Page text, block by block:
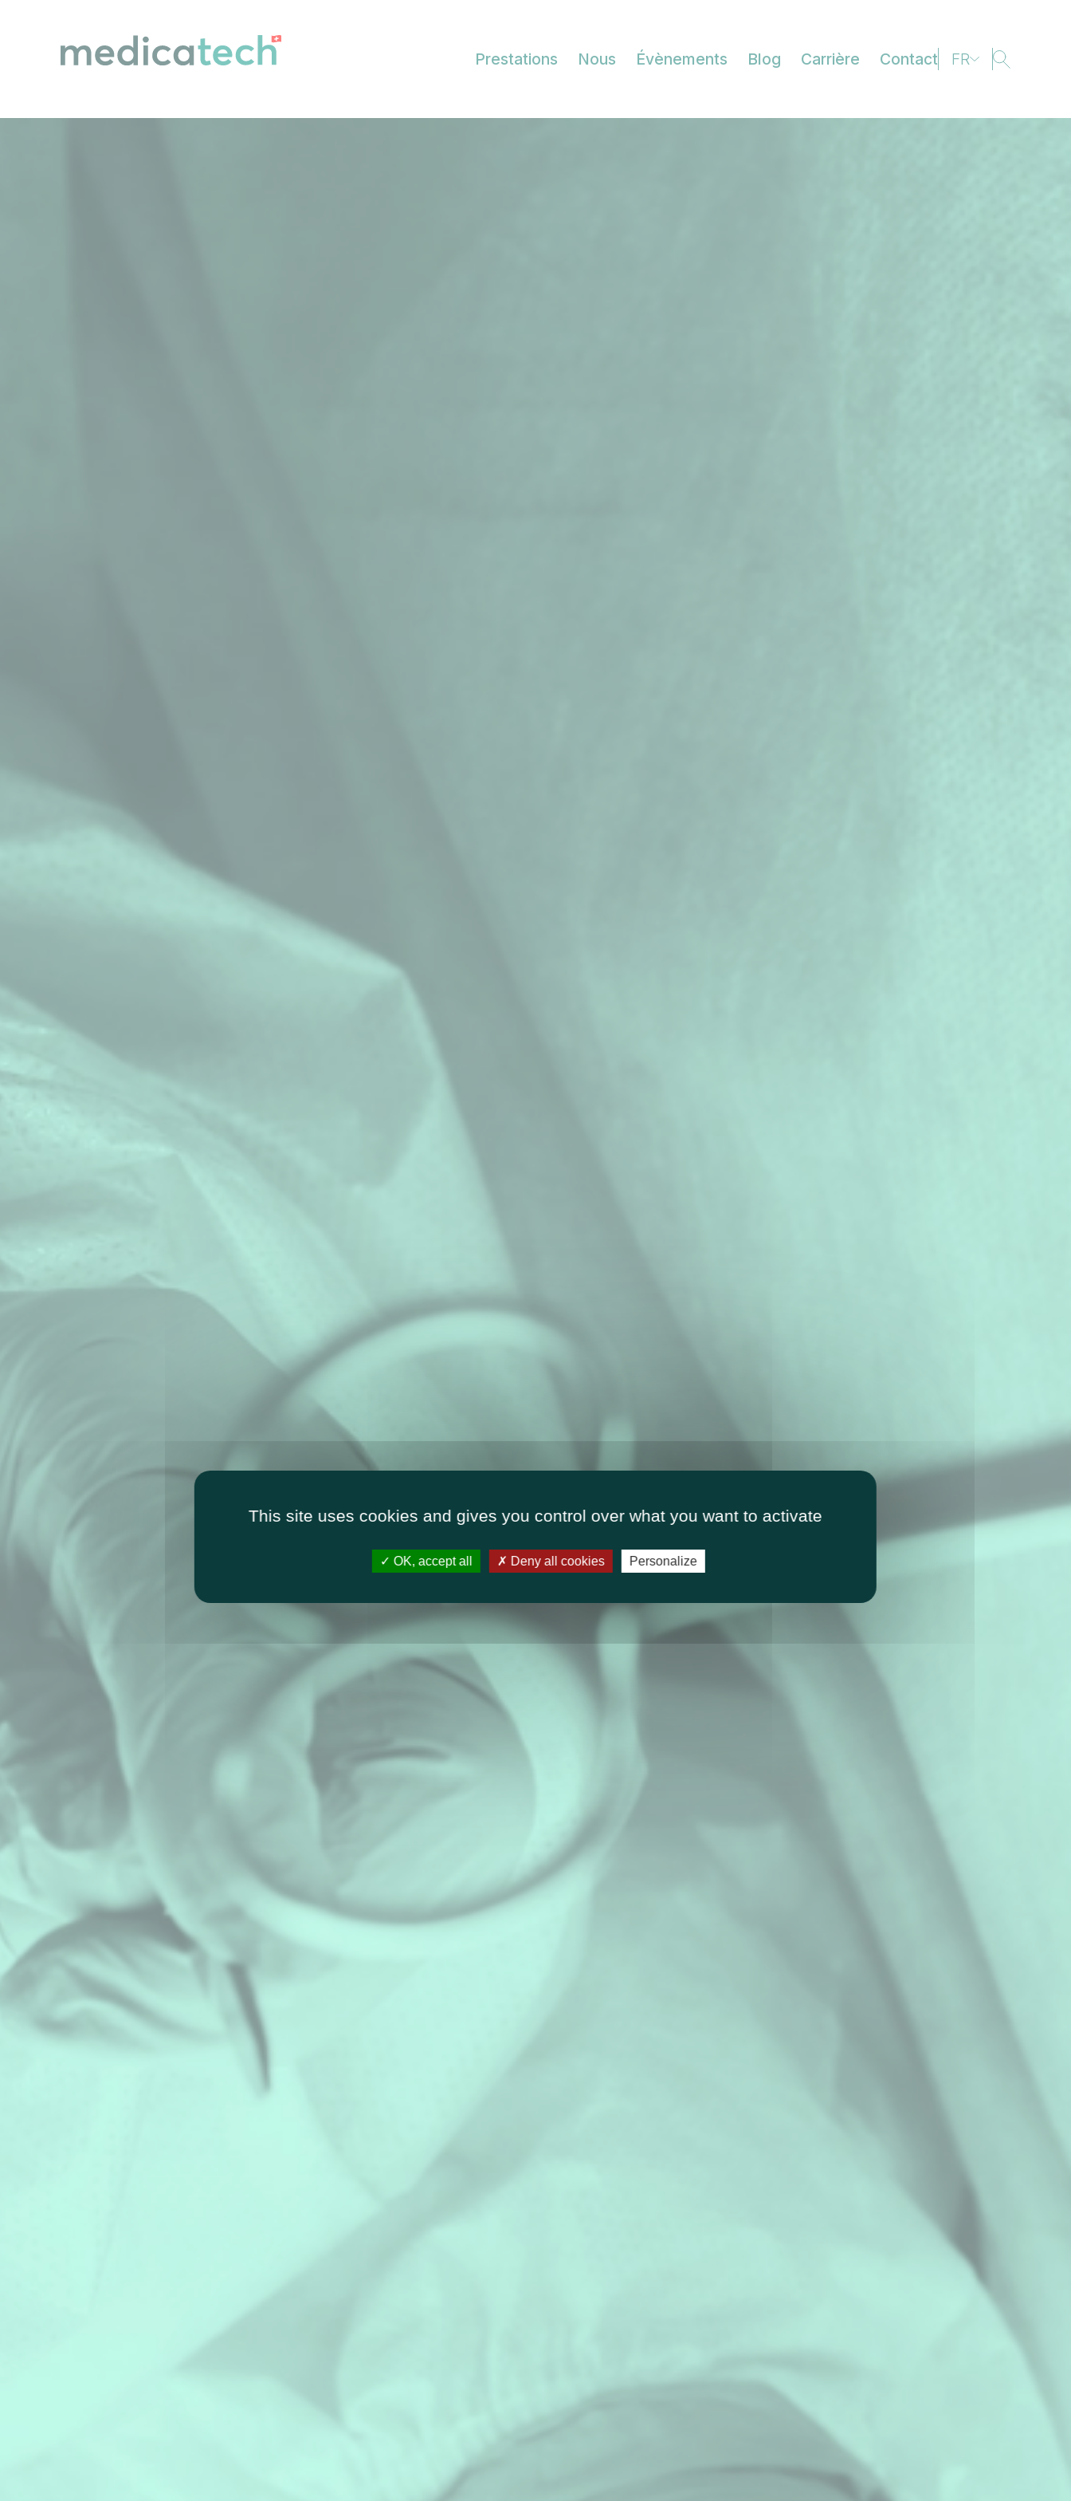
FR
IT
Prestations Nous Évènements Blog Carrière Contact
This site uses cookies and gives you control over what you want to activate
OK, accept all Deny all cookies Personalize